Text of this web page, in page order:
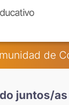
de
juntos/